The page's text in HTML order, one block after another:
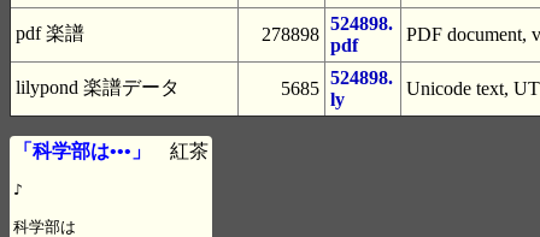
pdf 楽譜 278898
524898.
pdf
PDF document,
lilypond 楽譜データ 5685
524898.
ly
Unicode text,
「科学部は•••」 紅茶
♪
科学部は